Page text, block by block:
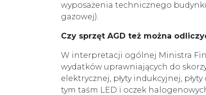
wyposażenia technicznego
gazowej).
Czy sprzęt AGD też można
W interpretacji ogólnej Ministra
wydatków uprawniających do
elektrycznej, płyty indukcyjnej,
tym taśm LED i oczek